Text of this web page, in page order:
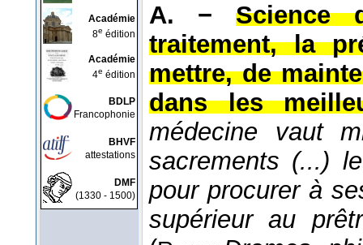
Académie
8e édition
Académie
4e édition
BDLP
Francophonie
BHVF
attestations
DMF
(1330 - 1500)
A. −
Science
traitement, la
mettre, de
dans les
médecine vaut
sacrements (...)
pour procurer à
supérieur au